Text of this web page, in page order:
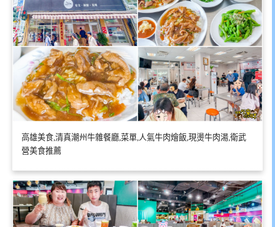
高雄美食,清真潮州牛雜餐廳,菜單,人氣牛肉燴飯,現燙牛肉湯,衛武
營美食推薦